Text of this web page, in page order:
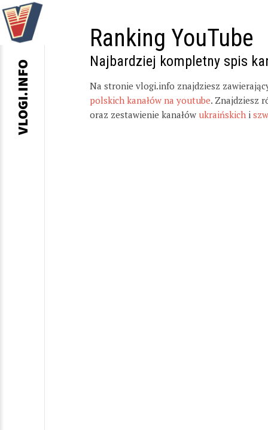
Ranking YouTube
Najbardziej kompletny spis
Na stronie vlogi.info znajdziesz
polskich kanałów na youtube. Znajdziesz
oraz zestawienie kanałów ukraińskich i
VLOGI.INFO